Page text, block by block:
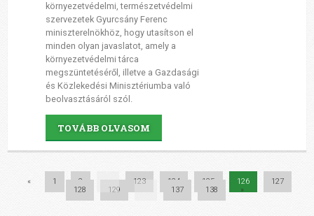
környezetvédelmi, természetvédelmi
szervezetek Gyurcsány Ferenc
miniszterelnökhöz, hogy utasítson el
minden olyan javaslatot, amely a
környezetvédelmi tárca
megszüntetéséről, illetve a Gazdasági
és Közlekedési Minisztériumba való
beolvasztásáról szól.
TOVÁBB OLVASOM
« 1 2 123 124 125 126
127
128
129 137 138 »